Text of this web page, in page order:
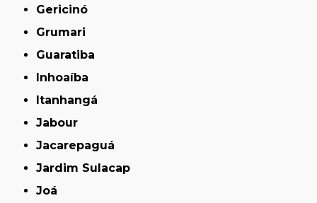
Gericinó
Grumari
Guaratiba
Inhoaíba
Itanhangá
Jabour
Jacarepaguá
Jardim Sulacap
Joá